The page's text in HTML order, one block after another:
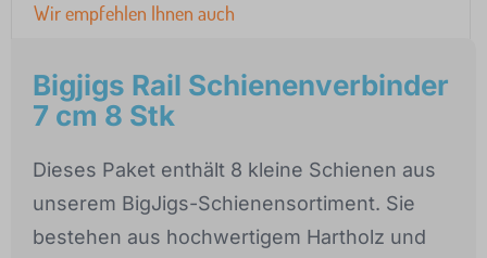
Wir empfehlen Ihnen auch
Bigjigs Rail Schienenverbinder
7 cm 8 Stk
Dieses Paket enthält 8 kleine Schienen aus
unserem BigJigs-Schienensortiment. Sie
bestehen aus hochwertigem Hartholz und